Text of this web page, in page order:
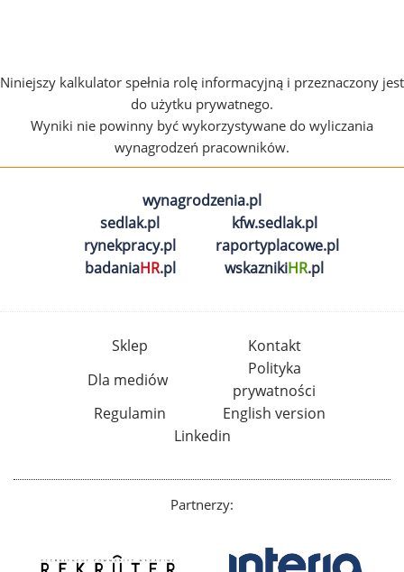
Niniejszy kalkulator spełnia rolę informacyjną i przeznaczony jest
do użytku prywatnego.
Wyniki nie powinny być wykorzystywane do wyliczania
wynagrodzeń pracowników.
wynagrodzenia.pl
sedlak.pl
kfw.sedlak.pl
rynekpracy.pl
raportyplacowe.pl
badaniaHR.pl wskaznikiHR.pl
Sklep
Kontakt
Dla mediów
Polityka
prywatności
Regulamin
English version
Linkedin
Partnerzy: